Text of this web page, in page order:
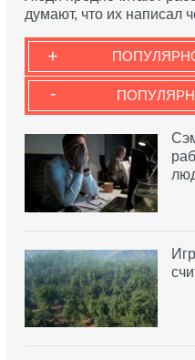
думают, что их написал
+
-